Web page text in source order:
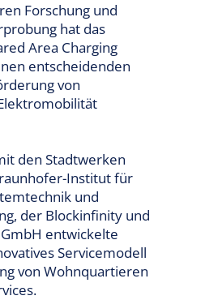
Forschung und
hat das
Area Charging
entscheidenden
von
den Stadtwerken
Institut für
und
der Blockinfinity und
entwickelte
Servicemodell
von Wohnquartieren